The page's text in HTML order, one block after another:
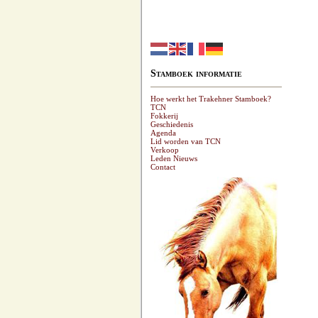
Stamboek informatie
Hoe werkt het Trakehner Stamboek?
TCN
Fokkerij
Geschiedenis
Agenda
Lid worden van TCN
Verkoop
Leden Nieuws
Contact